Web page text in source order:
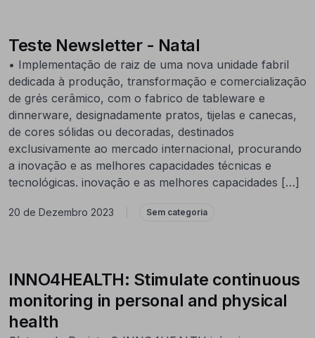
Teste Newsletter - Natal
• Implementação de raiz de uma nova unidade fabril
dedicada à produção, transformação e comercialização
de grés cerâmico, com o fabrico de tableware e
dinnerware, designadamente pratos, tijelas e canecas,
de cores sólidas ou decoradas, destinados
exclusivamente ao mercado internacional, procurando
a inovação e as melhores capacidades técnicas e
tecnológicas. inovação e as melhores capacidades […]
20 de Dezembro 2023 Sem categoria
INNO4HEALTH: Stimulate continuous
monitoring in personal and physical
health